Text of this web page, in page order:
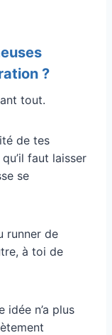
?
tout.
de tes
faut laisser
se
runner de
à toi de
idée n’a plus